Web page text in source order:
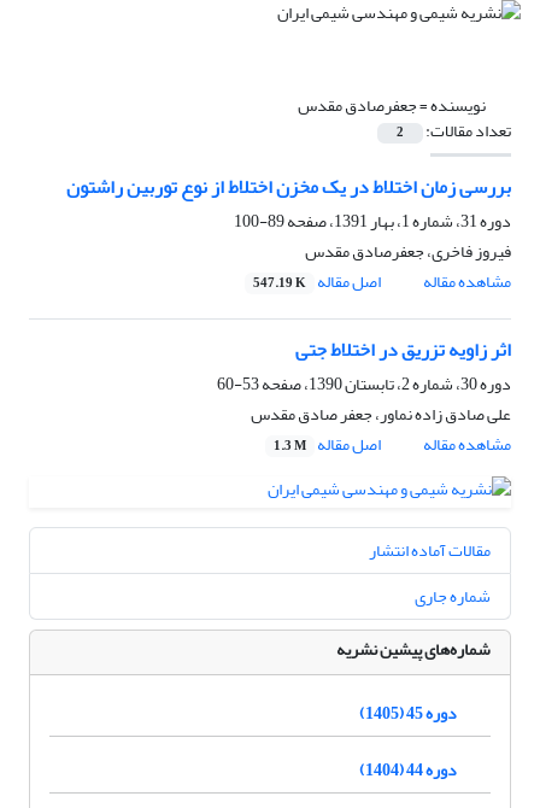
نویسنده =جعفرصادق مقدس
تعداد مقالات: 2
بررسی زمان‌ اختلاط در یک مخزن اختلاط از نوع توربین راشتون
دوره 31، شماره 1، بهار 1391، صفحه
89-100
فیروز فاخری، جعفرصادق مقدس
مشاهده مقاله
اصل مقاله 547.19 K
اثر زاویه تزریق در اختلاط جتی
دوره 30، شماره 2، تابستان 1390، صفحه
53-60
علی صادق زاده نماور، جعفر صادق مقدس
مشاهده مقاله
اصل مقاله 1.3 M
مقالات آماده انتشار
شماره جاری
شماره‌های پیشین نشریه
دوره 45 (1405)
دوره 44 (1404)